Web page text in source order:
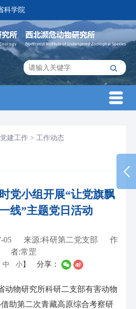
科学院
党建工作 > 工作动态
党小组开展“让党旗飘
线”主题党日活动
05 来源:科研第二党支部
作
者:常罡
中 小】 分享：
动物研究所科研二支部有害动物
助第二次青藏高原综合考察研